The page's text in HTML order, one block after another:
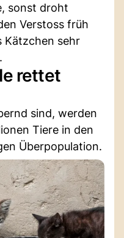
sonst droht
Verstoss früh
Kätzchen sehr
rettet
sind, werden
Tiere in den
Überpopulation.